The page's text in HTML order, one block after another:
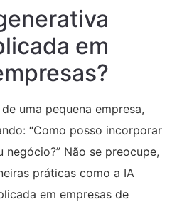
em
uma pequena empresa,
“Como posso incorporar
negócio?” Não se preocupe,
práticas como a IA
em empresas de